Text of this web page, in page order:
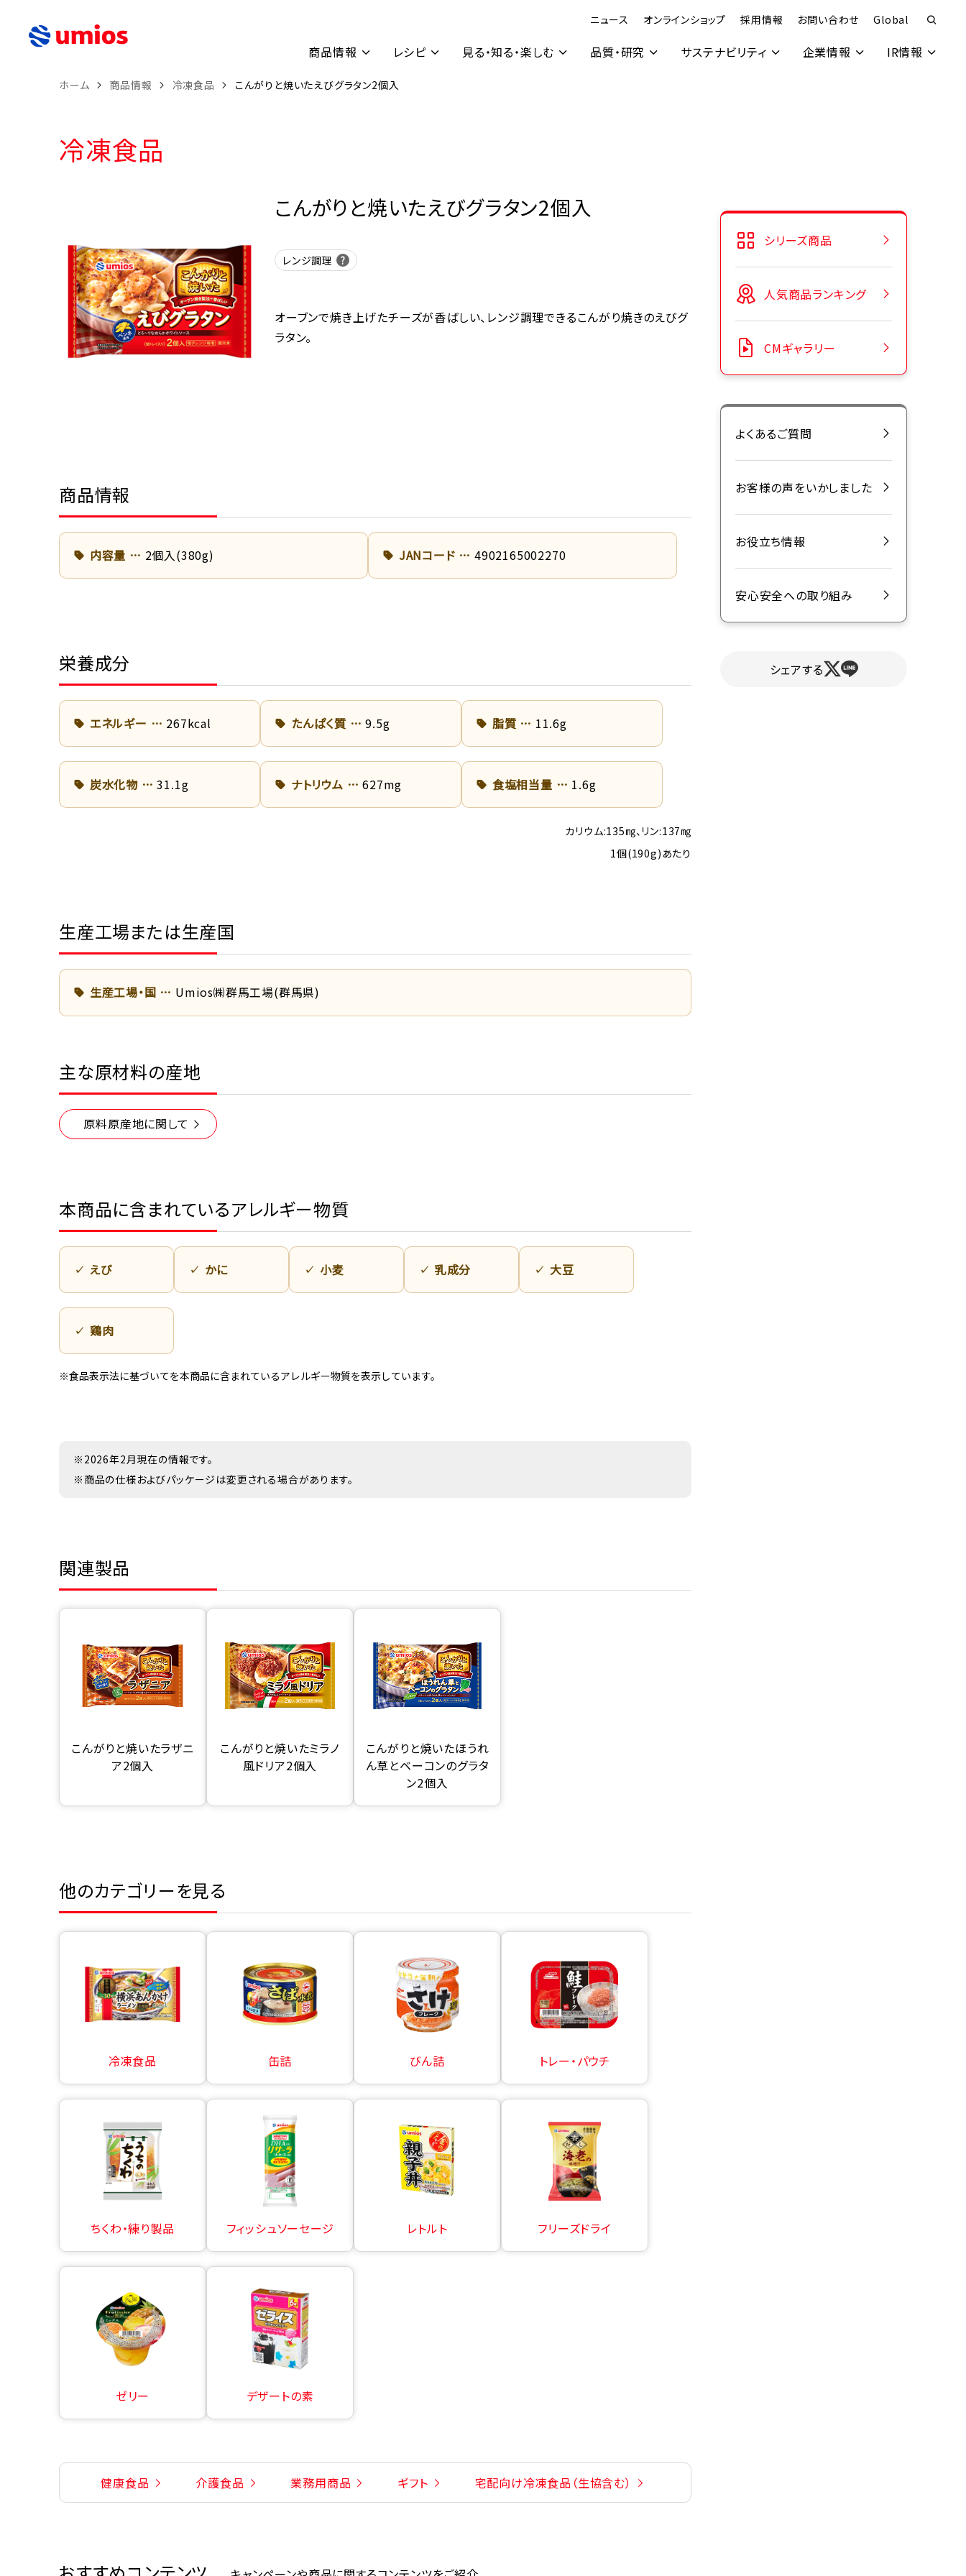
ニュース オンラインショップ 採用情報 お問い合わせ Global
商品情報 レシピ 見る・知る・楽しむ 品質・研究 サステナビリティ 企業情報 IR情報
ホーム 商品情報 冷凍食品 こんがりと焼いたえびグラタン2個入
冷凍食品
こんがりと焼いたえびグラタン2個入
レンジ調理
オーブンで焼き上げたチーズが香ばしい、レンジ調理できるこんがり焼きのえびグ
ラタン。
商品情報
内容量 2個入(380g) JANコード 4902165002270
栄養成分
エネルギー 267kcal たんぱく質 9.5g 脂質 11.6g
炭水化物 31.1g ナトリウム 627mg 食塩相当量 1.6g
カリウム:135㎎、リン:137㎎
1個(190g)あたり
生産工場または生産国
生産工場・国 Umios㈱群馬工場(群馬県)
主な原材料の産地
原料原産地に関して
本商品に含まれているアレルギー物質
えび かに 小麦 乳成分 大豆
鶏肉
※食品表示法に基づいてを本商品に含まれているアレルギー物質を表示しています。
※2026年2月現在の情報です。
※商品の仕様およびパッケージは変更される場合があります。
関連製品
こんがりと焼いたラザニ
ア2個入
こんがりと焼いたミラノ
風ドリア2個入
こんがりと焼いたほうれ
ん草とベーコンのグラタ
ン2個入
他のカテゴリーを見る
冷凍食品 缶詰 びん詰 トレー・パウチ
ちくわ・練り製品 フィッシュソーセージ レトルト フリーズドライ
ゼリー デザートの素
健康食品 介護食品 業務用商品 ギフト 宅配向け冷凍食品（生協含む）
シリーズ商品
人気商品ランキング
CMギャラリー
よくあるご質問
お客様の声をいかしました
お役立ち情報
安心安全への取り組み
シェアする